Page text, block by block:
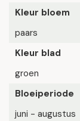
Kleur bloem
paars
Kleur blad
groen
Bloeiperiode
juni - augustus